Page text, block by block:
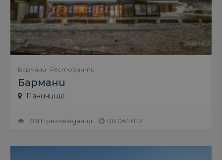
Бармани Ресторанти
Бармани
Паничище
1381 Преглеждания 08.06.2022